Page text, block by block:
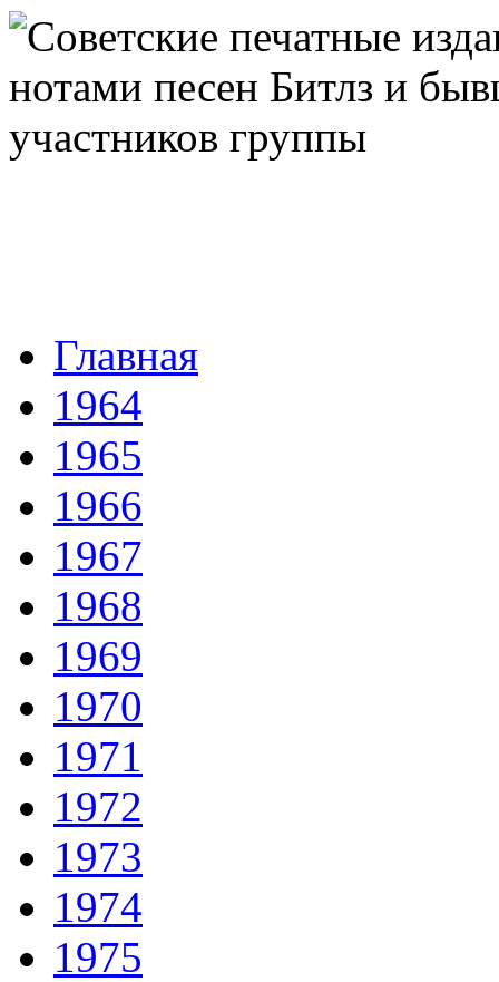
Главная
1964
1965
1966
1967
1968
1969
1970
1971
1972
1973
1974
1975